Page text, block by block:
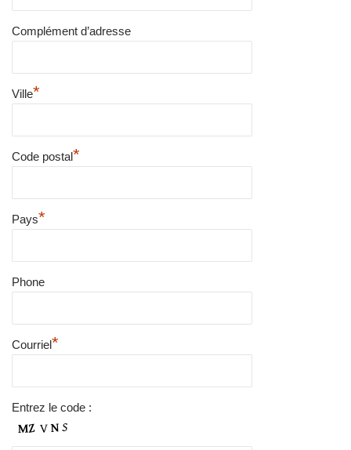
Complément d’adresse
Ville*
Code postal*
Pays*
Phone
Courriel*
Entrez le code :